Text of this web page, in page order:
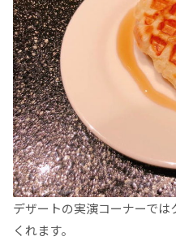
デザートの実演コーナーで
くれます。